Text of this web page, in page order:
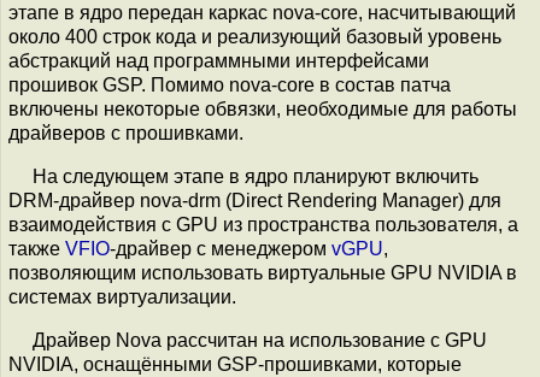
этапе в ядро передан каркас nova-core, насчитывающий
около 400 строк кода и реализующий базовый уровень
абстракций над программными интерфейсами
прошивок GSP. Помимо nova-core в состав патча
включены некоторые обвязки, необходимые для работы
драйверов с прошивками.
На следующем этапе в ядро планируют включить
DRM-драйвер nova-drm (Direct Rendering Manager) для
взаимодействия с GPU из пространства пользователя, а
также VFIO-драйвер с менеджером vGPU,
позволяющим использовать виртуальные GPU NVIDIA в
системах виртуализации.
Драйвер Nova рассчитан на использование с GPU
NVIDIA, оснащёнными GSP-прошивками, которые